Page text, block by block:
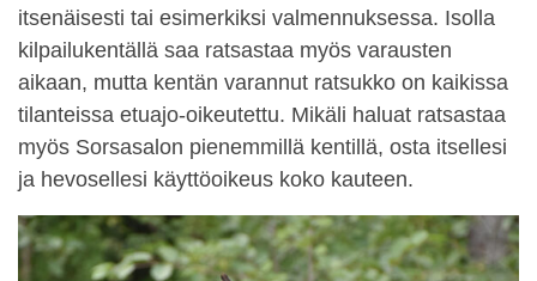
itsenäisesti tai esimerkiksi valmennuksessa. Isolla
kilpailukentällä saa ratsastaa myös varausten
aikaan, mutta kentän varannut ratsukko on kaikissa
tilanteissa etuajo-oikeutettu. Mikäli haluat ratsastaa
myös Sorsasalon pienemmillä kentillä, osta itsellesi
ja hevosellesi käyttöoikeus koko kauteen.